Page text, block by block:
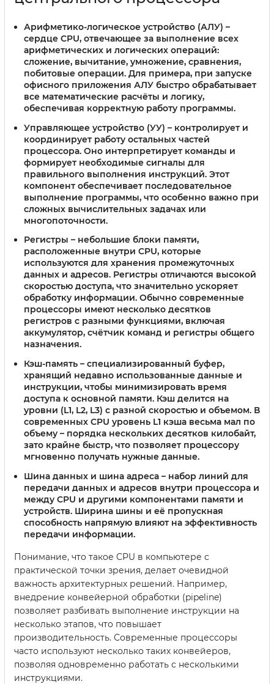
Арифметико-логическое устройство (АЛУ) –
сердце CPU, отвечающее за выполнение всех
арифметических и логических операций:
сложение, вычитание, умножение, сравнения,
побитовые операции. Для примера, при запуске
офисного приложения АЛУ быстро обрабатывает
все математические расчёты и логику,
обеспечивая корректную работу программы.
Управляющее устройство (УУ) – контролирует и
координирует работу остальных частей
процессора. Оно интерпретирует команды и
формирует необходимые сигналы для
правильного выполнения инструкций. Этот
компонент обеспечивает последовательное
выполнение программы, что особенно важно при
сложных вычислительных задачах или
многопоточности.
Регистры – небольшие блоки памяти,
расположенные внутри CPU, которые
используются для хранения промежуточных
данных и адресов. Регистры отличаются высокой
скоростью доступа, что значительно ускоряет
обработку информации. Обычно современные
процессоры имеют несколько десятков
регистров с разными функциями, включая
аккумулятор, счётчик команд и регистры общего
назначения.
Кэш-память – специализированный буфер,
хранящий недавно использованные данные и
инструкции, чтобы минимизировать время
доступа к основной памяти. Кэш делится на
уровни (L1, L2, L3) с разной скоростью и объемом. В
современных CPU уровень L1 кэша весьма мал по
объему – порядка нескольких десятков килобайт,
зато крайне быстр, что позволяет процессору
мгновенно получать нужные данные.
Шина данных и шина адреса – набор линий для
передачи данных и адресов внутри процессора и
между CPU и другими компонентами памяти и
устройств. Ширина шины и её пропускная
способность напрямую влияют на эффективность
передачи информации.
Понимание, что такое CPU в компьютере с
практической точки зрения, делает очевидной
важность архитектурных решений. Например,
внедрение конвейерной обработки (pipeline)
позволяет разбивать выполнение инструкции на
несколько этапов, что повышает
производительность. Современные процессоры
часто используют несколько таких конвейеров,
позволяя одновременно работать с несколькими
инструкциями.